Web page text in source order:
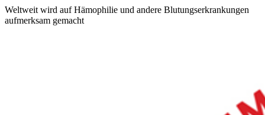
Weltweit wird auf Hämophilie und andere Blutungserkrankungen
aufmerksam gemacht